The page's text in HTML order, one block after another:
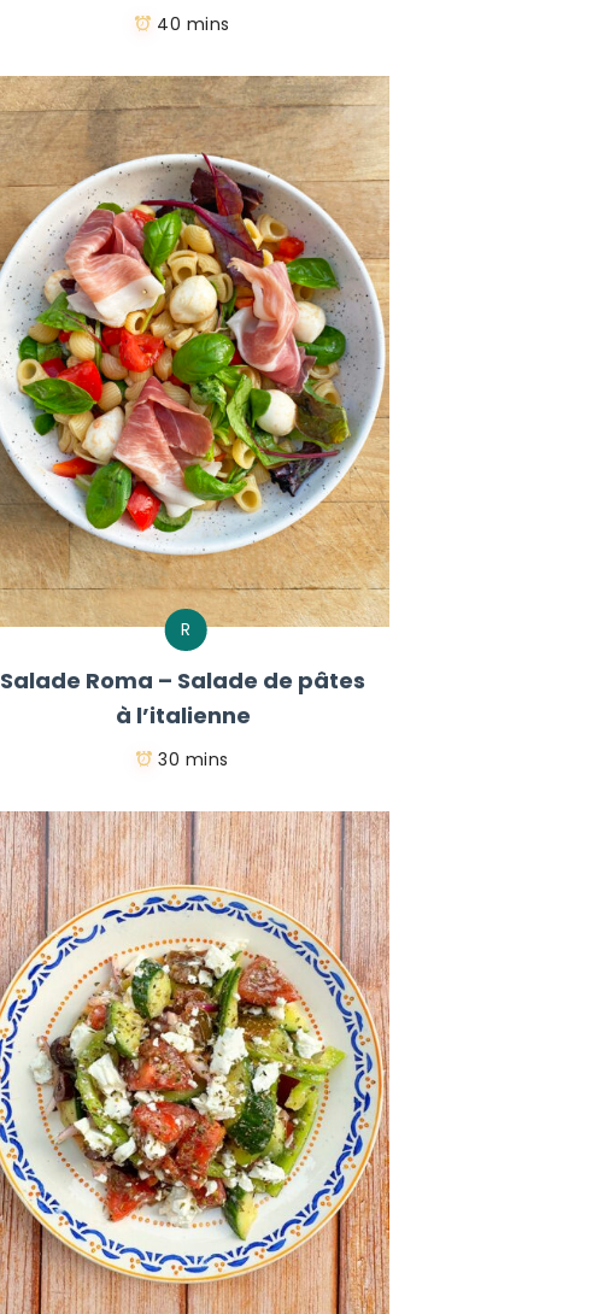
40 mins
R
Salade Roma – Salade de pâtes
à l’italienne
30 mins